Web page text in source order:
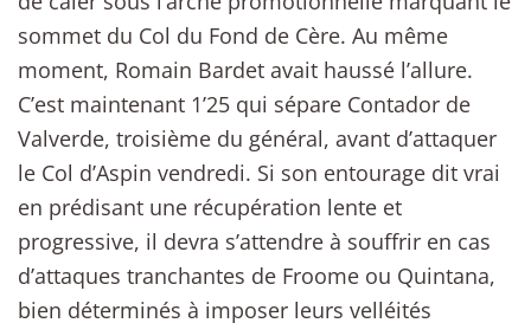
sommet du Col du Fond de Cère. Au même
moment, Romain Bardet avait haussé l’allure.
C’est maintenant 1’25 qui sépare Contador de
Valverde, troisième du général, avant d’attaquer
le Col d’Aspin vendredi. Si son entourage dit vrai
en prédisant une récupération lente et
progressive, il devra s’attendre à souffrir en cas
d’attaques tranchantes de Froome ou Quintana,
bien déterminés à imposer leurs velléités